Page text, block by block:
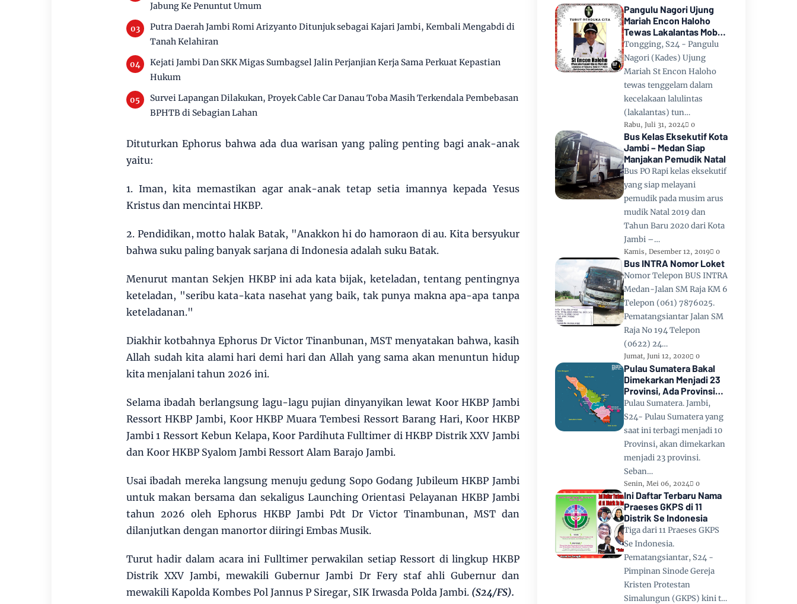
Jabung Ke Penuntut Umum
Putra Daerah Jambi Romi Arizyanto Ditunjuk sebagai Kajari Jambi, Kembali Mengabdi di
Tanah Kelahiran
Kejati Jambi Dan SKK Migas Sumbagsel Jalin Perjanjian Kerja Sama Perkuat Kepastian
Hukum
Survei Lapangan Dilakukan, Proyek Cable Car Danau Toba Masih Terkendala Pembebasan
BPHTB di Sebagian Lahan
Dituturkan Ephorus bahwa ada dua warisan yang paling penting bagi anak-anak
yaitu:
1. Iman, kita memastikan agar anak-anak tetap setia imannya kepada Yesus
Kristus dan mencintai HKBP.
2. Pendidikan, motto halak Batak, "Anakkon hi do hamoraon di au. Kita bersyukur
bahwa suku paling banyak sarjana di Indonesia adalah suku Batak.
Menurut mantan Sekjen HKBP ini ada kata bijak, keteladan, tentang pentingnya
keteladan, "seribu kata-kata nasehat yang baik, tak punya makna apa-apa tanpa
keteladanan."
Diakhir kotbahnya Ephorus Dr Victor Tinanbunan, MST menyatakan bahwa, kasih
Allah sudah kita alami hari demi hari dan Allah yang sama akan menuntun hidup
kita menjalani tahun 2026 ini.
Selama ibadah berlangsung lagu-lagu pujian dinyanyikan lewat Koor HKBP Jambi
Ressort HKBP Jambi, Koor HKBP Muara Tembesi Ressort Barang Hari, Koor HKBP
Jambi 1 Ressort Kebun Kelapa, Koor Pardihuta Fulltimer di HKBP Distrik XXV Jambi
dan Koor HKBP Syalom Jambi Ressort Alam Barajo Jambi.
Usai ibadah mereka langsung menuju gedung Sopo Godang Jubileum HKBP Jambi
untuk makan bersama dan sekaligus Launching Orientasi Pelayanan HKBP Jambi
tahun 2026 oleh Ephorus HKBP Jambi Pdt Dr Victor Tinambunan, MST dan
dilanjutkan dengan manortor diiringi Embas Musik.
Turut hadir dalam acara ini Fulltimer perwakilan setiap Ressort di lingkup HKBP
Distrik XXV Jambi, mewakili Gubernur Jambi Dr Fery staf ahli Gubernur dan
mewakili Kapolda Kombes Pol Jannus P Siregar, SIK Irwasda Polda Jambi.(S24/FS).
Pangulu Nagori Ujung
Mariah Encon Haloho
Tewas Lakalantas Mobil
Terjun ke Danau Toba di
Tongging
Tongging, S24 - Pangulu
Nagori (Kades) Ujung
Mariah St Encon Haloho
tewas tenggelam dalam
kecelakaan lalulintas
(lakalantas) tun…
Rabu, Juli 31, 2024 0
Bus Kelas Eksekutif Kota
Jambi – Medan Siap
Manjakan Pemudik Natal
Bus PO Rapi kelas eksekutif
yang siap melayani
pemudik pada musim arus
mudik Natal 2019 dan
Tahun Baru 2020 dari Kota
Jambi –…
Kamis, Desember 12, 2019 0
Bus INTRA Nomor Loket
Nomor Telepon BUS INTRA
Medan-Jalan SM Raja KM 6
Telepon (061) 7876025.
Pematangsiantar Jalan SM
Raja No 194 Telepon
(0622) 24…
Jumat, Juni 12, 2020 0
Pulau Sumatera Bakal
Dimekarkan Menjadi 23
Provinsi, Ada Provinsi
Toba Raya dan Provinsi
Tapanuli
Pulau Sumatera. Jambi,
S24- Pulau Sumatera yang
saat ini terbagi menjadi 10
Provinsi, akan dimekarkan
menjadi 23 provinsi.
Seban…
Senin, Mei 06, 2024 0
Ini Daftar Terbaru Nama
Praeses GKPS di 11
Distrik Se Indonesia
Tiga dari 11 Praeses GKPS
Se Indonesia.
Pematangsiantar, S24 -
Pimpinan Sinode Gereja
Kristen Protestan
Simalungun (GKPS) kini t…